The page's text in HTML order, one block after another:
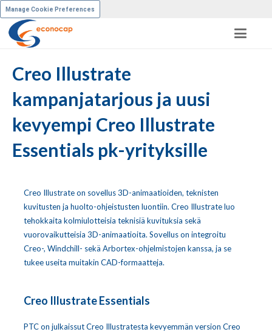
Manage Cookie Preferences
Creo Illustrate
kampanjatarjous ja uusi
kevyempi Creo Illustrate
Essentials pk-yrityksille
Creo Illustrate on sovellus 3D-animaatioiden, teknisten
kuvitusten ja huolto-ohjeistusten luontiin. Creo Illustrate luo
tehokkaita kolmiulotteisia teknisiä kuvituksia sekä
vuorovaikutteisia 3D-animaatioita. Sovellus on integroitu
Creo-, Windchill- sekä Arbortex-ohjelmistojen kanssa, ja se
tukee useita muitakin CAD-formaatteja.
Creo Illustrate Essentials
PTC on julkaissut Creo Illustratesta kevyemmän version Creo